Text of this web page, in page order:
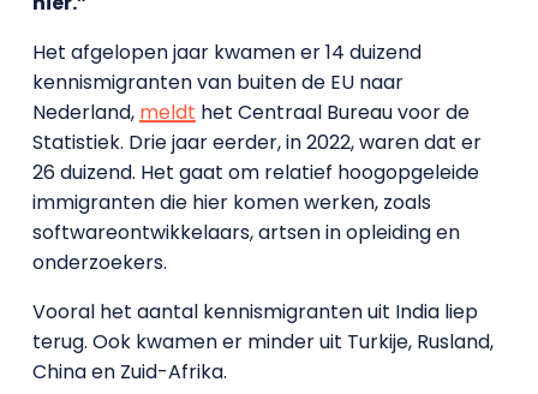
Het afgelopen jaar kwamen er 14 duizend
kennismigranten van buiten de EU naar
Nederland, meldt het Centraal Bureau voor de
Statistiek. Drie jaar eerder, in 2022, waren dat er
26 duizend. Het gaat om relatief hoogopgeleide
immigranten die hier komen werken, zoals
softwareontwikkelaars, artsen in opleiding en
onderzoekers.
Vooral het aantal kennismigranten uit India liep
terug. Ook kwamen er minder uit Turkije, Rusland,
China en Zuid-Afrika.